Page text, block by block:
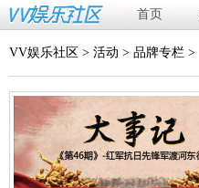
首页
VV娱乐社区 > 活动 > 品牌专栏 >